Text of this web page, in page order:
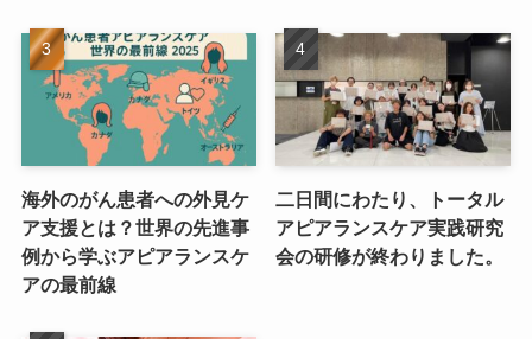
海外のがん患者への外見ケ
ア支援とは？世界の先進事
例から学ぶアピアランスケ
アの最前線
二日間にわたり、トータル
アピアランスケア実践研究
会の研修が終わりました。